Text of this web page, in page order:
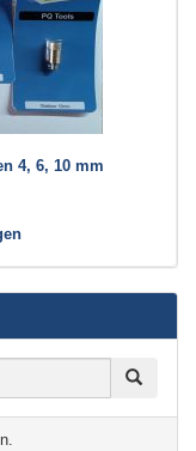
4, 6, 10 mm